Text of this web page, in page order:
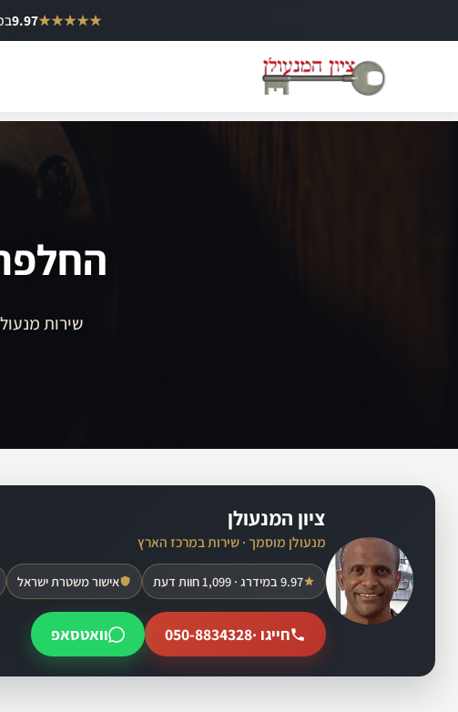
לתוכן
★★★★★
9.97
שירות מנעולן
ציון המנעולן
מנעולן מוסמך · שירות במרכז הארץ
9.97 במידרג · 1,099 חוות דעת אישור משטרת ישראל
חייגו ·050-8834328 וואטסאפ